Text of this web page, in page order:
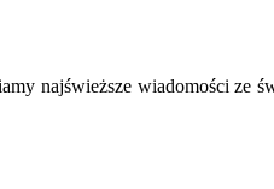
najświeższe wiadomości ze